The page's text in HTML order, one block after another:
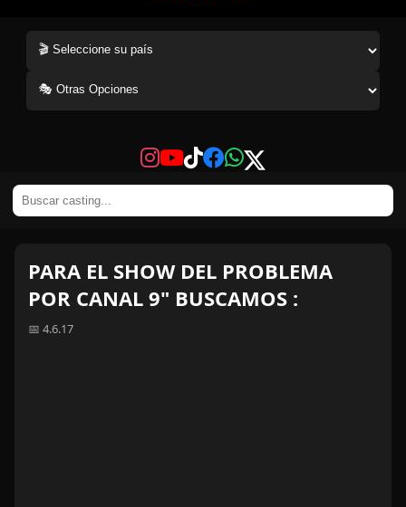
PARA EL SHOW DEL PROBLEMA
POR CANAL 9" BUSCAMOS :
📅 4.6.17